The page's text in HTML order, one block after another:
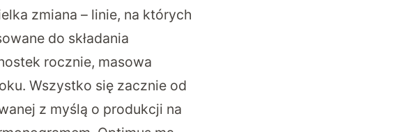
zmiana – linie, na których
do składania
rocznie, masowa
Wszystko się zacznie od
z myślą o produkcji na